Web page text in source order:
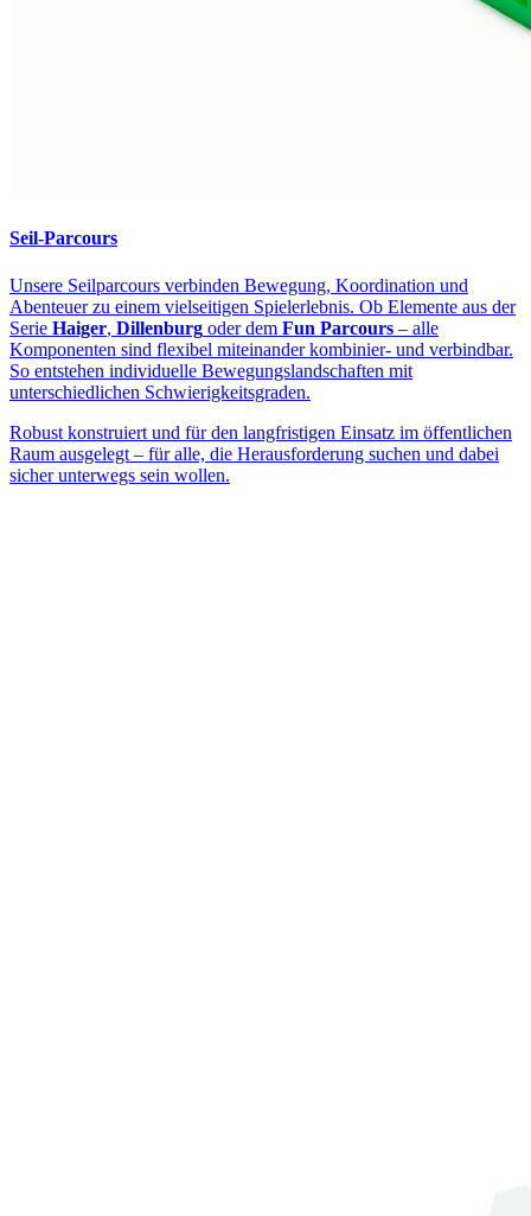
Seil-Parcours
Unsere Seilparcours verbinden Bewegung, Koordination und
Abenteuer zu einem vielseitigen Spielerlebnis. Ob Elemente aus der
Serie Haiger, Dillenburg oder dem Fun Parcours – alle
Komponenten sind flexibel miteinander kombinier- und verbindbar.
So entstehen individuelle Bewegungslandschaften mit
unterschiedlichen Schwierigkeitsgraden.
Robust konstruiert und für den langfristigen Einsatz im öffentlichen
Raum ausgelegt – für alle, die Herausforderung suchen und dabei
sicher unterwegs sein wollen.